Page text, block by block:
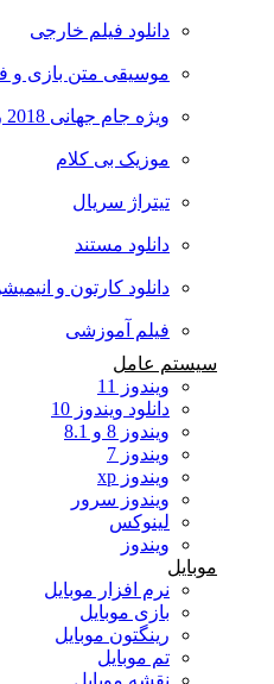
دانلود فیلم خارجی
موسیقی متن بازی و فیلم
ویژه جام جهانی 2018 روسیه
موزیک بی کلام
تیتراژ سریال
دانلود مستند
دانلود کارتون و انیمیشن
فیلم آموزشی
سیستم عامل
ویندوز 11
دانلود ویندوز 10
ویندوز 8 و 8.1
ویندوز 7
ویندوز xp
ویندوز سرور
لینوکس
ویندوز
نرم افزار موبایل
بازی موبایل
رینگتون موبایل
تم موبایل
نقشه موبایل